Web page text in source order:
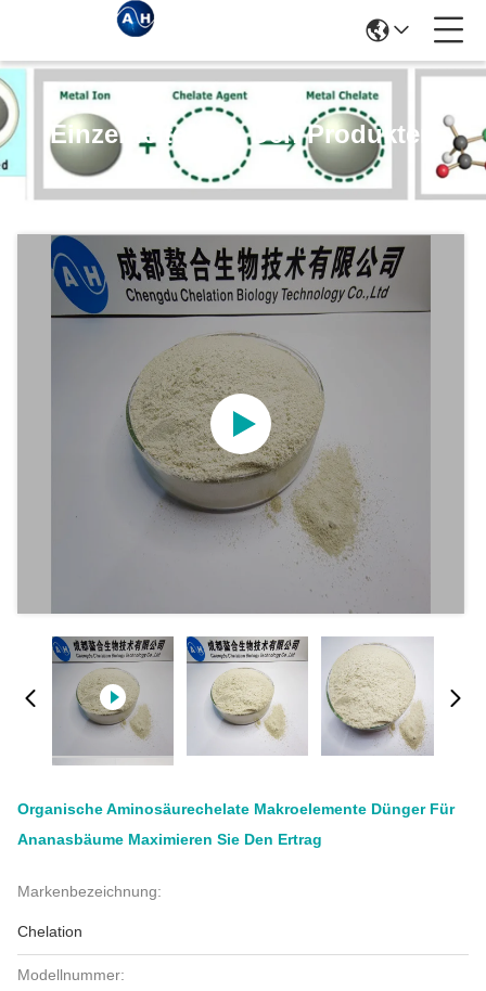
Einzelheiten Zu Den Produkten
Organische Aminosäurechelate Makroelemente Dünger Für
Ananasbäume Maximieren Sie Den Ertrag
Markenbezeichnung:
Chelation
Modellnummer: